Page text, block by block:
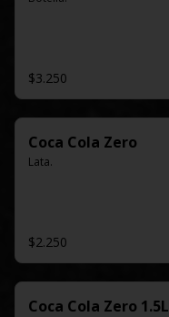
$3.250
Coca Cola Zero
Lata.
$2.250
Coca Cola Zero 1.5L